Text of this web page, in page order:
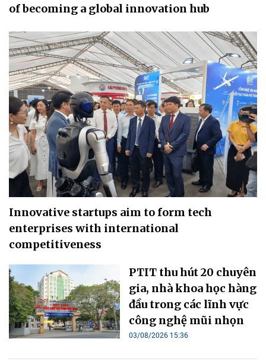
of becoming a global innovation hub
Innovative startups aim to form tech
enterprises with international
competitiveness
PTIT thu hút 20 chuyên
gia, nhà khoa học hàng
đầu trong các lĩnh vực
công nghệ mũi nhọn
03/08/2026 15:36